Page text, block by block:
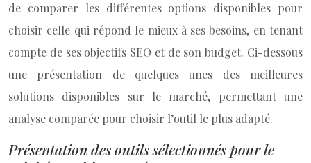
de comparer les différentes options disponibles pour
choisir celle qui répond le mieux à ses besoins, en tenant
compte de ses objectifs SEO et de son budget. Ci-dessous
une présentation de quelques unes des meilleures
solutions disponibles sur le marché, permettant une
analyse comparée pour choisir l’outil le plus adapté.
Présentation des outils sélectionnés pour le